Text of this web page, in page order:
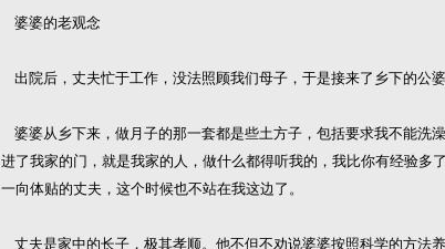
婆婆的老观念
出院后，丈夫忙于工作，没法照顾我们母子，于是接来了乡下的公
婆婆从乡下来，做月子的那一套都是些土方子，包括要求我不能洗
进了我家的门，就是我家的人，做什么都得听我的，我比你有经验多
一向体贴的丈夫，这个时候也不站在我这边了。
丈夫是家中的长子，极其孝顺。他不但不劝说婆婆按照科学的方法